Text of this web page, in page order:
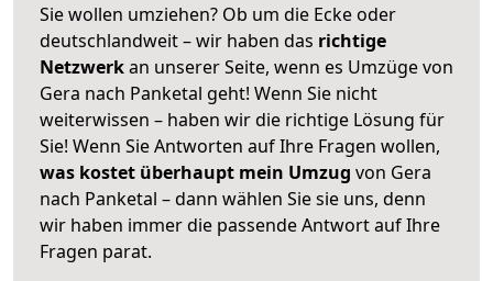
Sie wollen umziehen? Ob um die Ecke oder
deutschlandweit – wir haben das richtige
Netzwerkan unserer Seite, wenn es Umzüge von
Gera nach Panketal geht! Wenn Sie nicht
weiterwissen – haben wir die richtige Lösung für
Sie! Wenn Sie Antworten auf Ihre Fragen wollen,
was kostet überhaupt mein Umzug von Gera
nach Panketal – dann wählen Sie sie uns, denn
wir haben immer die passende Antwort auf Ihre
Fragen parat.